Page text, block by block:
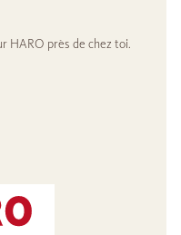
HARO près de chez toi.